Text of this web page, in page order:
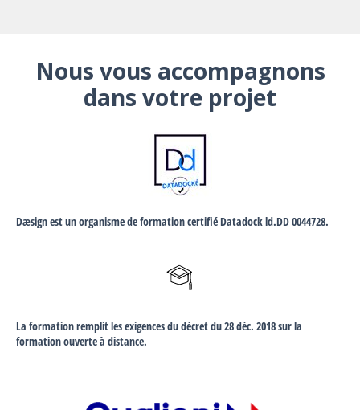
Nous vous accompagnons
dans votre projet
Dæsign est un organisme de formation certifié Datadock ld.DD 0044728.
La formation remplit les exigences du décret du 28 déc. 2018 sur la
formation ouverte à distance.